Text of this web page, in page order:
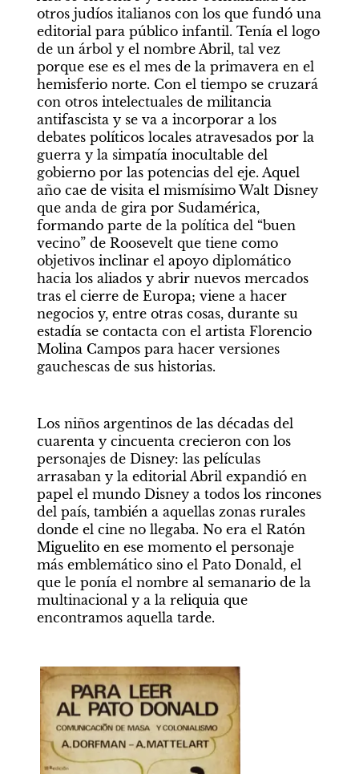
otros judíos italianos con los que fundó una
editorial para público infantil. Tenía el logo
de un árbol y el nombre Abril, tal vez
porque ese es el mes de la primavera en el
hemisferio norte. Con el tiempo se cruzará
con otros intelectuales de militancia
antifascista y se va a incorporar a los
debates políticos locales atravesados por la
guerra y la simpatía inocultable del
gobierno por las potencias del eje. Aquel
año cae de visita el mismísimo Walt Disney
que anda de gira por Sudamérica,
formando parte de la política del “buen
vecino” de Roosevelt que tiene como
objetivos inclinar el apoyo diplomático
hacia los aliados y abrir nuevos mercados
tras el cierre de Europa; viene a hacer
negocios y, entre otras cosas, durante su
estadía se contacta con el artista Florencio
Molina Campos para hacer versiones
gauchescas de sus historias.
Los niños argentinos de las décadas del
cuarenta y cincuenta crecieron con los
personajes de Disney: las películas
arrasaban y la editorial Abril expandió en
papel el mundo Disney a todos los rincones
del país, también a aquellas zonas rurales
donde el cine no llegaba. No era el Ratón
Miguelito en ese momento el personaje
más emblemático sino el Pato Donald, el
que le ponía el nombre al semanario de la
multinacional y a la reliquia que
encontramos aquella tarde.